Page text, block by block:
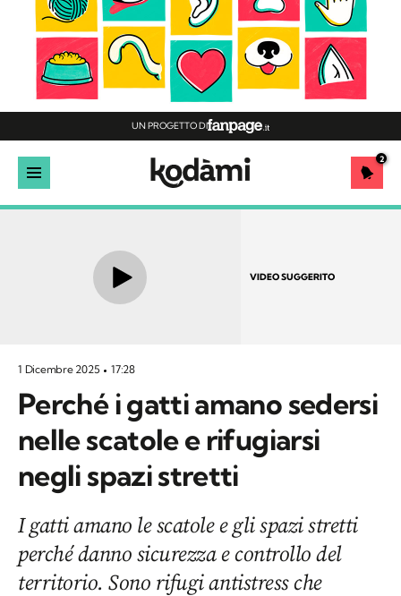
UN PROGETTO DI
2
VIDEO SUGGERITO
1 Dicembre 2025 17:28
Perché i gatti amano sedersi
nelle scatole e rifugiarsi
negli spazi stretti
I gatti amano le scatole e gli spazi stretti
perché danno sicurezza e controllo del
territorio. Sono rifugi antistress che